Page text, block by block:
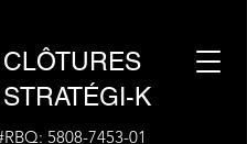
CLÔTURES
STRATÉGI-K
5808-7453-01